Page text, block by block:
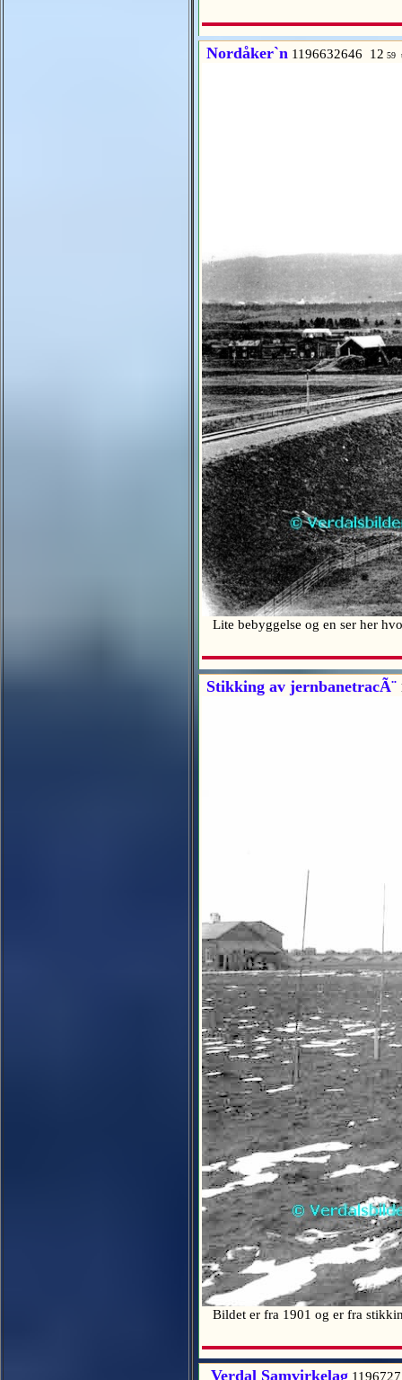
Nordåker`n 1196632646 12 59
Lite bebyggelse og en ser her
Stikking av jernbanetracÃ¨
Bildet er fra 1901 og er fra
Verdal Samvirkelag